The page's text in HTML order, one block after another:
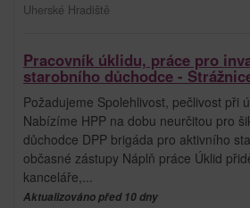
Uherské Hradiště
Pracovník úklidu, práce pro
starobního důchodce -
Požadujeme Spolehlivost, pečlivost při
Nabízíme HPP na dobu neurčitou pro
důchodce DPP brigáda pro aktivního
občasné zástupy Náplň práce Úklid
kanceláře,...
Aktualizováno před 10 dny